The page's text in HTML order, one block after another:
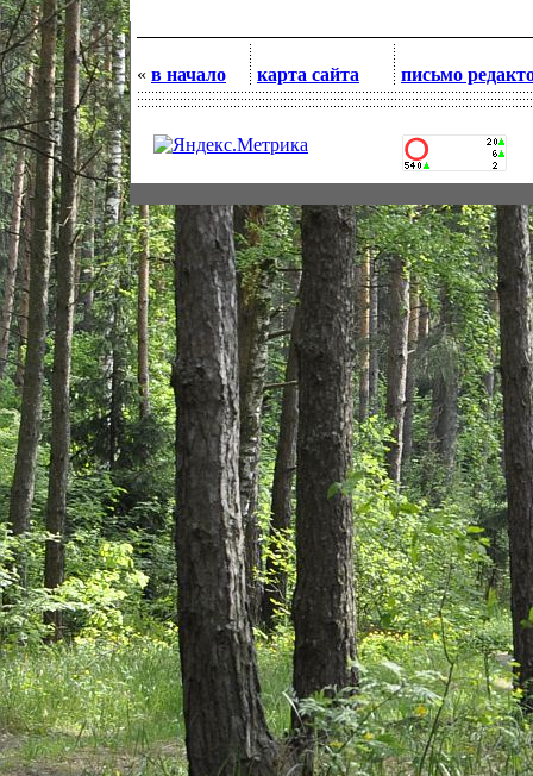
« в начало карта сайта письмо